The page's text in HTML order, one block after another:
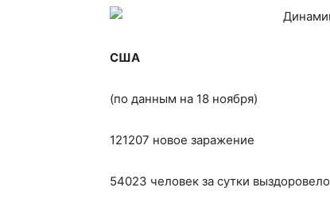
США
(по данным на 18 ноября)
121207 новое заражение
54023 человек за сутки выздоровело